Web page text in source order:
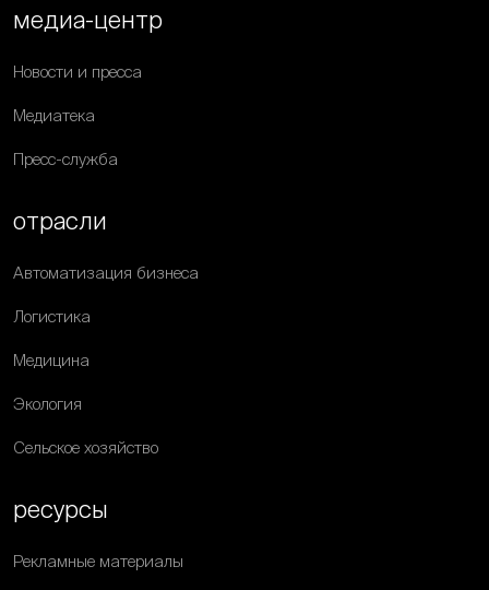
медиа-центр
Новости и пресса
Медиатека
Пресс-служба
отрасли
Автоматизация бизнеса
Логистика
Медицина
Экология
Сельское хозяйство
ресурсы
Рекламные материалы